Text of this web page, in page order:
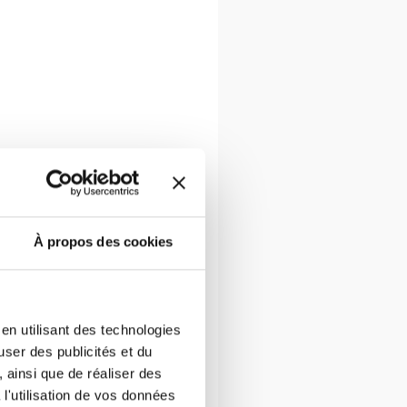
À propos des cookies
utilisant des technologies
des publicités et du
que de réaliser des
de vos données